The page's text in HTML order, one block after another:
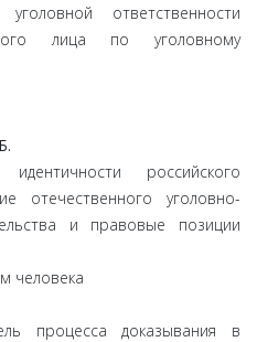
ответственности
лица по уголовному
российского
отечественного уголовно-
и правовые позиции
человека
процесса доказывания в